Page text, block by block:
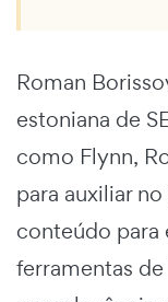
Roman
estoniana de
como Flynn,
para auxiliar
conteúdo para
ferramentas